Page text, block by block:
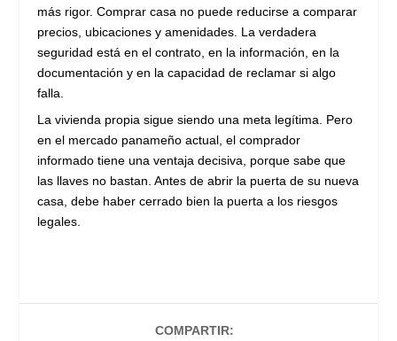
más rigor. Comprar casa no puede reducirse a comparar
precios, ubicaciones y amenidades. La verdadera
seguridad está en el contrato, en la información, en la
documentación y en la capacidad de reclamar si algo
falla.
La vivienda propia sigue siendo una meta legítima. Pero
en el mercado panameño actual, el comprador
informado tiene una ventaja decisiva, porque sabe que
las llaves no bastan. Antes de abrir la puerta de su nueva
casa, debe haber cerrado bien la puerta a los riesgos
legales.
COMPARTIR: